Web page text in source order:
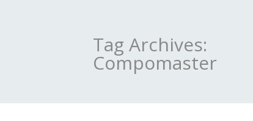
Tag Archives:
Compomaster